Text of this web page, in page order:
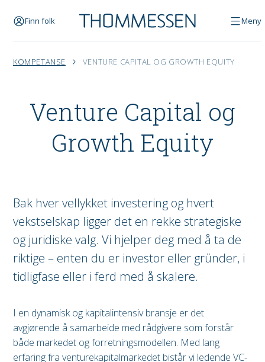
Finn folk Meny
KOMPETANSE VENTURE CAPITAL OG GROWTH EQUITY
Venture Capital og
Growth Equity
Bak hver vellykket investering og hvert
vekstselskap ligger det en rekke strategiske
og juridiske valg. Vi hjelper deg med å ta de
riktige – enten du er investor eller gründer, i
tidligfase eller i ferd med å skalere.
I en dynamisk og kapitalintensiv bransje er det
avgjørende å samarbeide med rådgivere som forstår
både markedet og forretningsmodellen. Med lang
erfaring fra venturekapitalmarkedet bistår vi ledende VC-